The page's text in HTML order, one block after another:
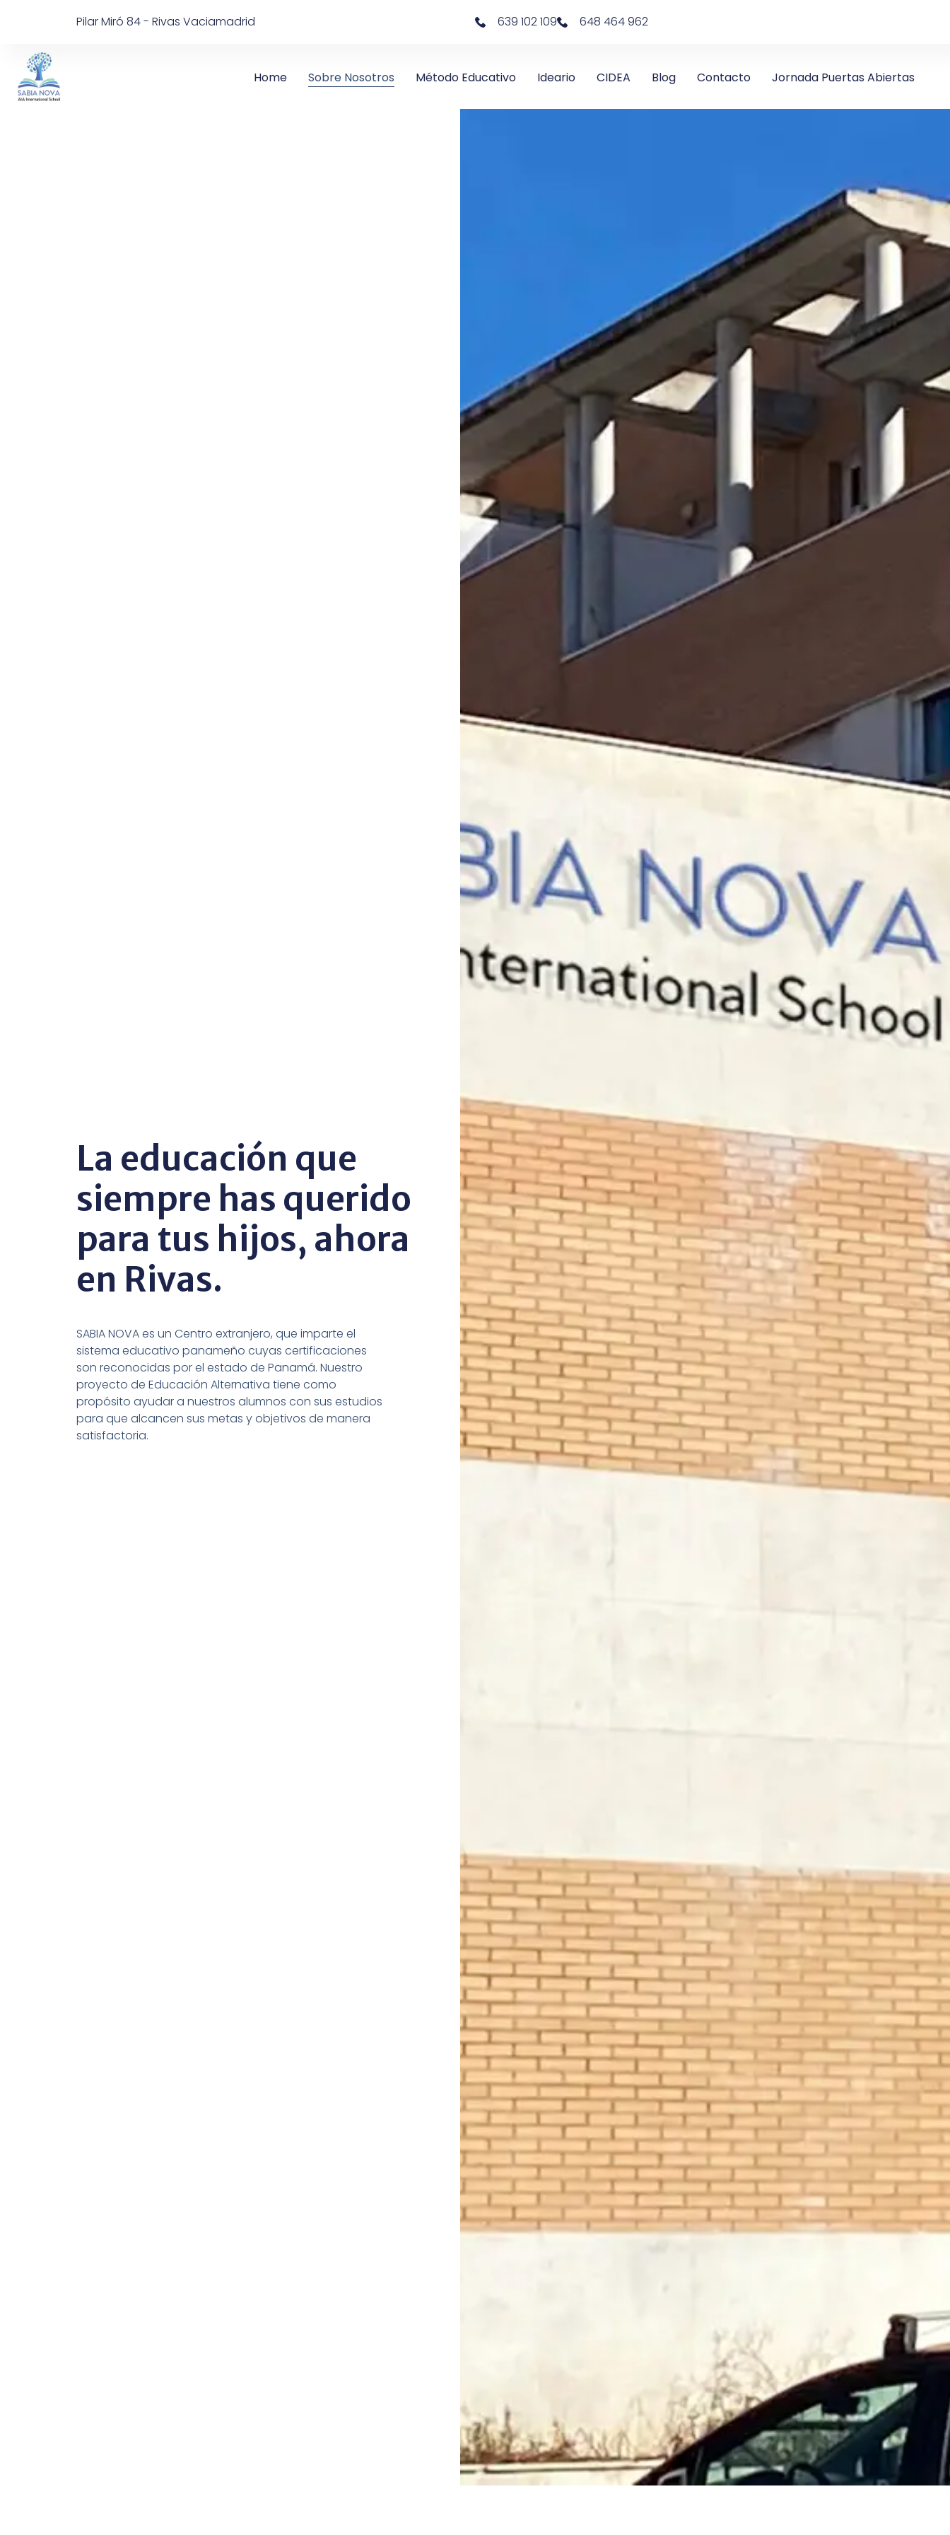
Pilar Miró 84 - Rivas Vaciamadrid 639 102 109 648 464 962
Home Sobre Nosotros Método Educativo Ideario CIDEA Blog Contacto Jornada Puertas Abiertas
La educación que
siempre has querido
para tus hijos, ahora
en Rivas.
SABIA NOVA es un Centro extranjero, que imparte el
sistema educativo panameño cuyas certificaciones
son reconocidas por el estado de Panamá. Nuestro
proyecto de Educación Alternativa tiene como
propósito ayudar a nuestros alumnos con sus estudios
para que alcancen sus metas y objetivos de manera
satisfactoria.